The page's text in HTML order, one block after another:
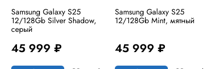
Samsung Galaxy S25
12/128Gb Silver Shadow,
серый
45 999 ₽
Samsung Galaxy S25
12/128Gb Mint, мятный
45 999 ₽